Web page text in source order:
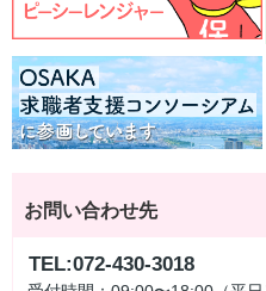
お問い合わせ先
TEL:072-430-3018